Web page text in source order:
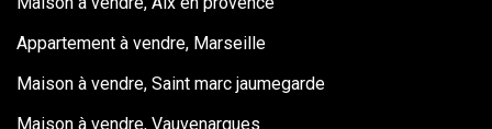
Appartement à vendre, Marseille
Maison à vendre, Saint marc jaumegarde
Maison à vendre, Vauvenargues